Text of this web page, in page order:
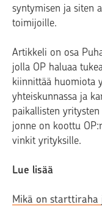
syntymisen ja siten
toimijoille.
Artikkeli on osa
jolla OP haluaa
kiinnittää huomiota
yhteiskunnassa ja
paikallisten yritysten
jonne on koottu
vinkit yrityksille.
Lue lisää
Mikä on starttiraha